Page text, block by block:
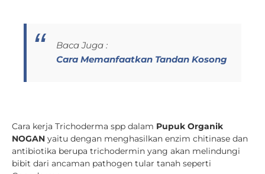
Baca Juga :
Cara Memanfaatkan Tandan Kosong
Cara kerja Trichoderma spp dalam Pupuk Organik
NOGAN yaitu dengan menghasilkan enzim chitinase dan
antibiotika berupa trichodermin yang akan melindungi
bibit dari ancaman pathogen tular tanah seperti